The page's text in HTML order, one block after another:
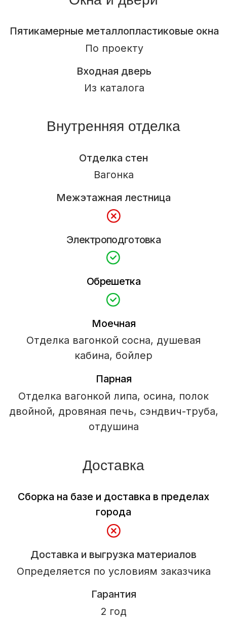
Наши работы
О компании
Россия, Калининград, пос. Шоссейное,
(конец ул. Суворова)
Рассчитать проект →
+7 (921) 710-37-55
Строим
Каркасные и СИП дома
pusk39@mail.ru
Садовые и модульные
© Все права защищены, ИП Шум Владимир Сергеевич
ИНН 390615131966
Пользовательское соглашение